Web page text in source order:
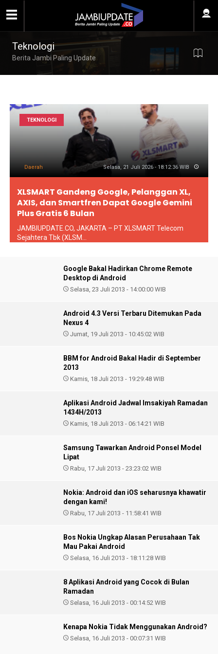
Teknologi
Berita Jambi Paling Update
TEKNOLOGI
Daerah Selasa, 21 Juli 2026 - 18:12:36 WIB
XLSMART Gandeng Google, Pelanggan XL,
AXIS, dan Smartfren Dapat Google Gemini
Plus Gratis 6 Bulan
JAMBIUPDATE.CO, JAKARTA – PT XLSMART Telecom
Sejahtera Tbk (XLSM...
Google Bakal Hadirkan Chrome Remote
Desktop di Android
Selasa, 23 Juli 2013 - 14:00:00 WIB
Android 4.3 Versi Terbaru Ditemukan Pada
Nexus 4
Jumat, 19 Juli 2013 - 10:45:02 WIB
BBM for Android Bakal Hadir di September
2013
Kamis, 18 Juli 2013 - 19:29:48 WIB
Aplikasi Android Jadwal Imsakiyah Ramadan
1434H/2013
Kamis, 18 Juli 2013 - 06:14:21 WIB
Samsung Tawarkan Android Ponsel Model
Lipat
Rabu, 17 Juli 2013 - 23:23:02 WIB
Nokia: Android dan iOS seharusnya khawatir
dengan kami!
Rabu, 17 Juli 2013 - 11:58:41 WIB
Bos Nokia Ungkap Alasan Perusahaan Tak
Mau Pakai Android
Selasa, 16 Juli 2013 - 18:11:28 WIB
8 Aplikasi Android yang Cocok di Bulan
Ramadan
Selasa, 16 Juli 2013 - 00:14:52 WIB
Kenapa Nokia Tidak Menggunakan Android?
Selasa, 16 Juli 2013 - 00:07:31 WIB